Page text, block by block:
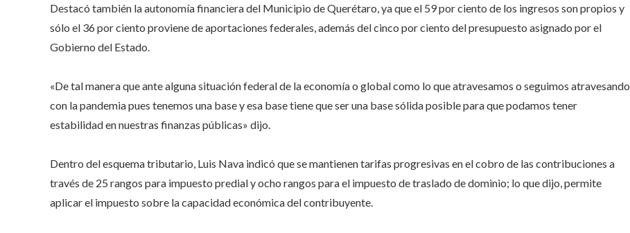
Destacó también la autonomía financiera del Municipio de Querétaro, ya que el 59 por ciento de los ingresos son propios y
sólo el 36 por ciento proviene de aportaciones federales, además del cinco por ciento del presupuesto asignado por el
Gobierno del Estado.
«De tal manera que ante alguna situación federal de la economía o global como lo que atravesamos o seguimos atravesando
con la pandemia pues tenemos una base y esa base tiene que ser una base sólida posible para que podamos tener
estabilidad en nuestras finanzas públicas» dijo.
Dentro del esquema tributario, Luis Nava indicó que se mantienen tarifas progresivas en el cobro de las contribuciones a
través de 25 rangos para impuesto predial y ocho rangos para el impuesto de traslado de dominio; lo que dijo, permite
aplicar el impuesto sobre la capacidad económica del contribuyente.